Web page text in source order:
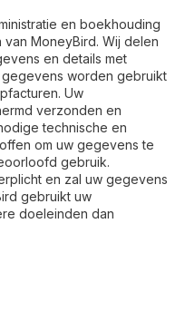
en boekhouding
MoneyBird. Wij delen
en details met
worden gebruikt
Uw
verzonden en
technische en
om uw gegevens te
gebruik.
en zal uw gegevens
gebruikt uw
doeleinden dan